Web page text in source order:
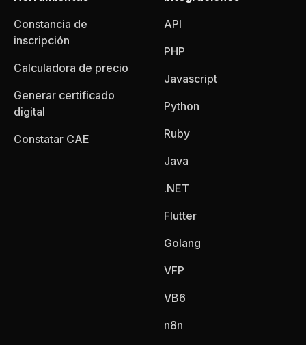
Constancia de
inscripción
Calculadora de precio
Generar certificado
digital
Constatar CAE
API
PHP
Javascript
Python
Ruby
Java
.NET
Flutter
Golang
VFP
VB6
n8n